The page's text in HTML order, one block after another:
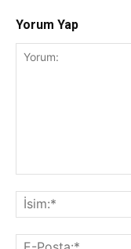
Yorum Yap